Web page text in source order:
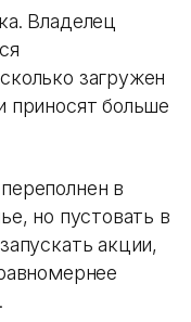
Владелец
загружен
приносят больше
в
но пустовать в
акции,